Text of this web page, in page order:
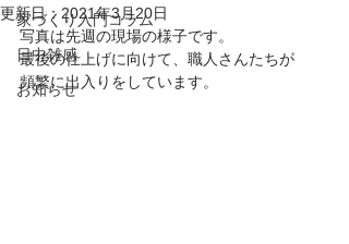
家づくり入門コラム
日中雑感
お知らせ
更新日： 2021年3月20日
写真は先週の現場の様子です。
最後の仕上げに向けて、職人さんたちが
頻繁に出入りをしています。